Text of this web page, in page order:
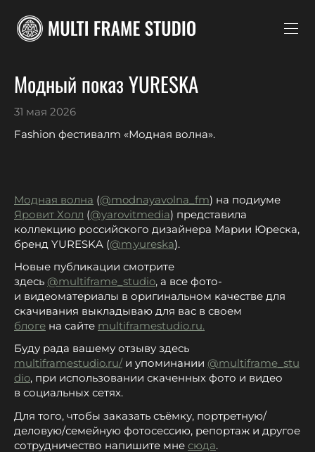
Модный показ YURESKA
31 мая 2026
Fashion фестивалm «Модная волна».
Модная волна (@modnayavolna_fm) на подиуме
Яровит Холл (@yarovitmedia) представила
коллекцию российского дизайнера Марии Юреска,
бренд YURESKA (@m.yureska).
Новые публикации смотрите
здесь @multiframe_studio, а все фото-
и видеоматериалы в оригинальном качестве для
скачивания выкладываю для вас в своем
блоге на сайте multiframestudio.ru.
Буду рада вашему отзыву здесь
multiframestudio.ru/ и упоминании @multiframe_stu
dio, при использовании скаченных фото и видео
в социальных сетях.
Для того, чтобы заказать съёмку, портретную/
деловую/семейную фотосессию, репортаж и другое
сотрудничество напишите мне сюда.